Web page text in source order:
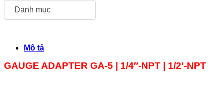
Danh mục
Mô tả
GAUGE ADAPTER GA-5 | 1/4″-NPT | 1/2′-NPT